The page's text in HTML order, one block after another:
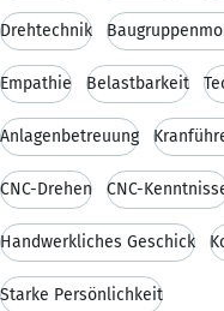
Drehtechnik
Empathie Belastbarkeit
Anlagenbetreuung
CNC-Drehen CNC-
Handwerkliches Geschick
Starke Persönlichkeit